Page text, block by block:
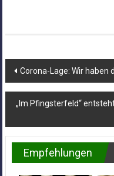
Corona-Lage: Wir haben
„Im Pfingsterfeld“
Empfehlungen